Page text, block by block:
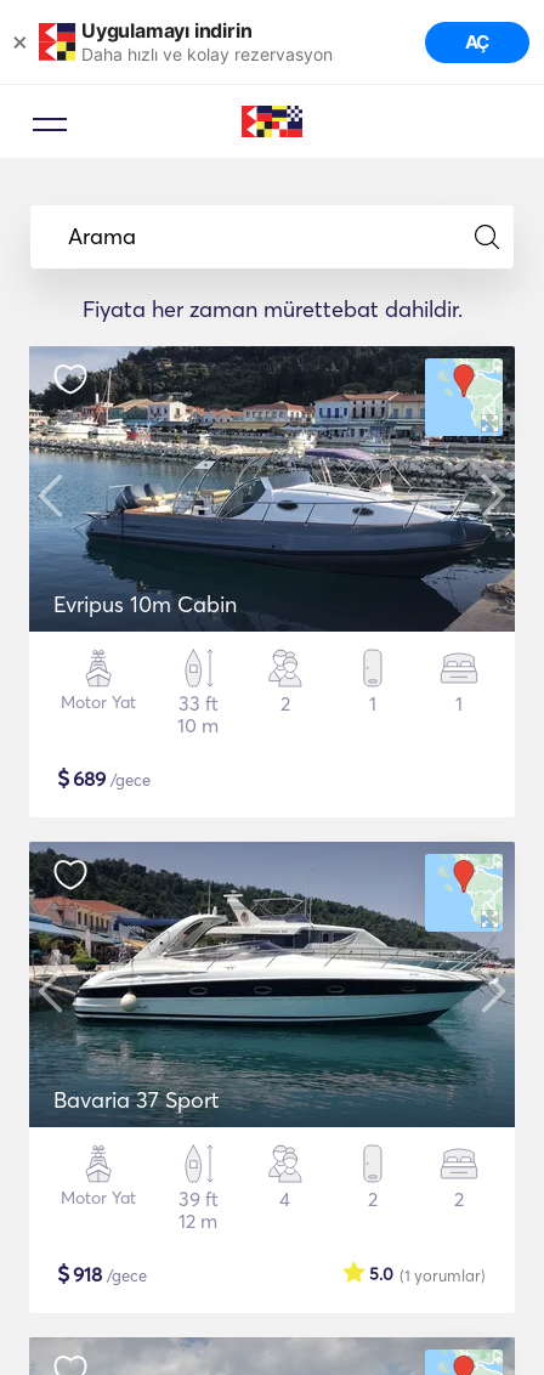
× Uygulamayı indirin
Daha hızlı ve kolay rezervasyon AÇ
Arama
Fiyata her zaman mürettebat dahildir.
Evripus 10m Cabin
Motor Yat
33 ft
10 m
2 1 1
$689 /gece
Bavaria 37 Sport
Motor Yat
39 ft
12 m
4 2 2
$918 /gece (1 yorumlar)
5.0